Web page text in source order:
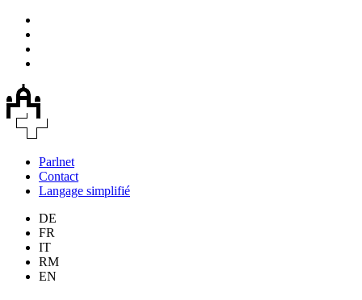
Parlnet
Contact
Langage simplifié
DE
FR
IT
RM
EN